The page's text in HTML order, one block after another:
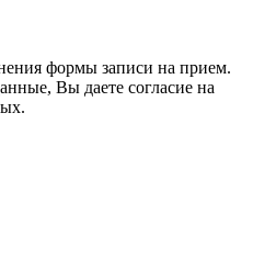
формы записи на прием.
Вы даете согласие на